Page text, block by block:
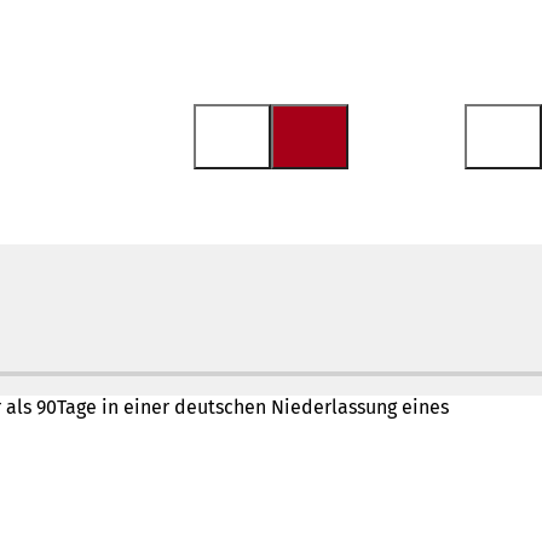
90Tage in einer deutschen Niederlassung eines